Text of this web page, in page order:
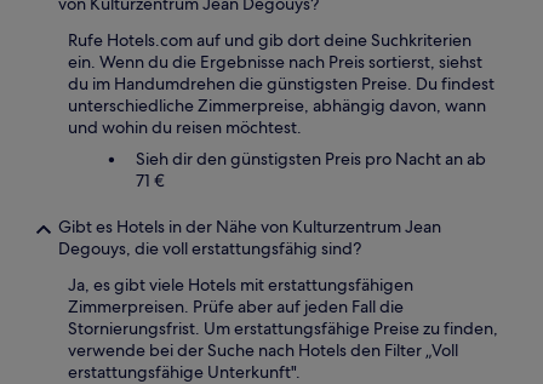
Rufe Hotels.com auf und gib dort deine Suchkriterien
ein. Wenn du die Ergebnisse nach Preis sortierst, siehst
du im Handumdrehen die günstigsten Preise. Du findest
unterschiedliche Zimmerpreise, abhängig davon, wann
und wohin du reisen möchtest.
Sieh dir den günstigsten Preis pro Nacht an ab
71 €
Gibt es Hotels in der Nähe von Kulturzentrum Jean
Degouys, die voll erstattungsfähig sind?
Ja, es gibt viele Hotels mit erstattungsfähigen
Zimmerpreisen. Prüfe aber auf jeden Fall die
Stornierungsfrist. Um erstattungsfähige Preise zu finden,
verwende bei der Suche nach Hotels den Filter „Voll
erstattungsfähige Unterkunft".